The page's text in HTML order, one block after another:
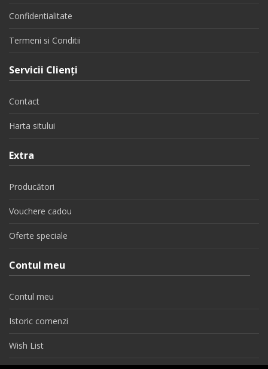
Confidentialitate
Termeni si Conditii
Servicii Clienţi
Contact
Harta sitului
Extra
Producători
Vouchere cadou
Oferte speciale
Contul meu
Contul meu
Istoric comenzi
Wish List